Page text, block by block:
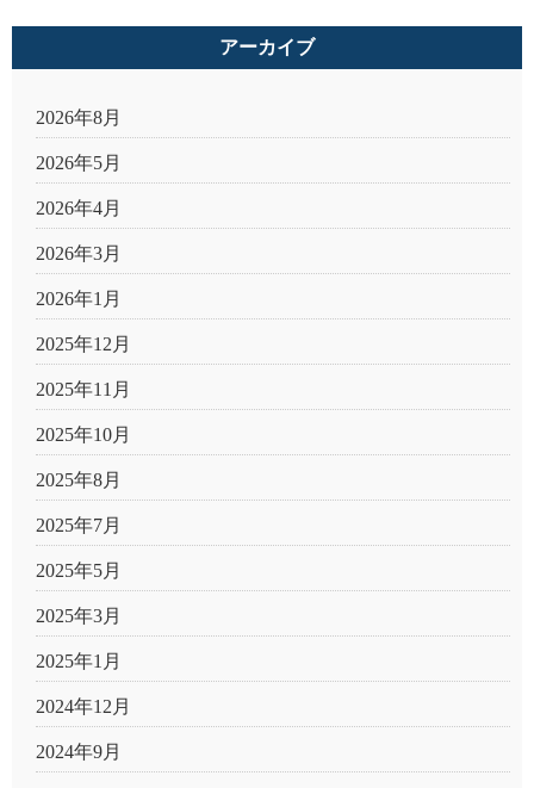
アーカイブ
2026年8月
2026年5月
2026年4月
2026年3月
2026年1月
2025年12月
2025年11月
2025年10月
2025年8月
2025年7月
2025年5月
2025年3月
2025年1月
2024年12月
2024年9月